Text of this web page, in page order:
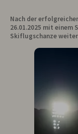
Nach der
26.01.2025 mit
Skiflugschanze